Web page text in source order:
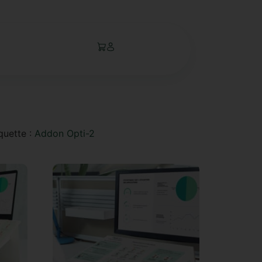
– Effet bois
: Addon Opti-2